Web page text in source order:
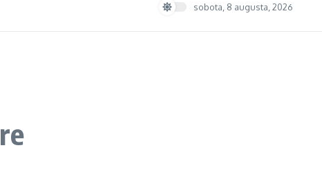
sobota, 8 augusta, 2026